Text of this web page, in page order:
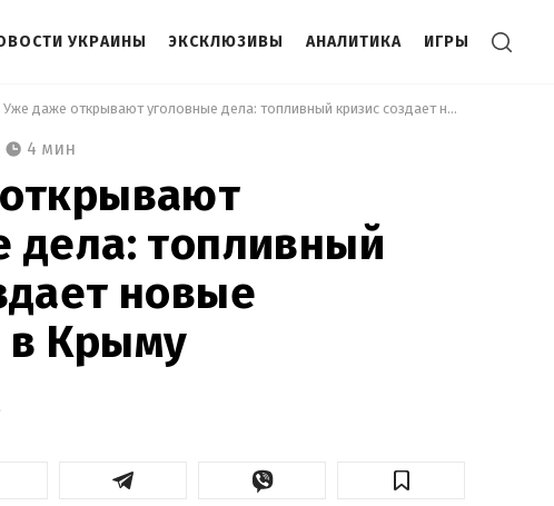
УКРАИНЫ ЭКСКЛЮЗИВЫ АНАЛИТИКА ИГРЫ
Уже даже открывают уголовные дела: топливный кризис создает новые проблемы в Крыму
4 мин
дела: топливный
новые
Крыму